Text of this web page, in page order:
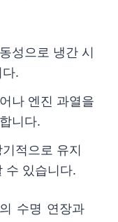
성으로 냉간 시
.
나 엔진 과열을
니다.
적으로 유지
수 있습니다.
수명 연장과